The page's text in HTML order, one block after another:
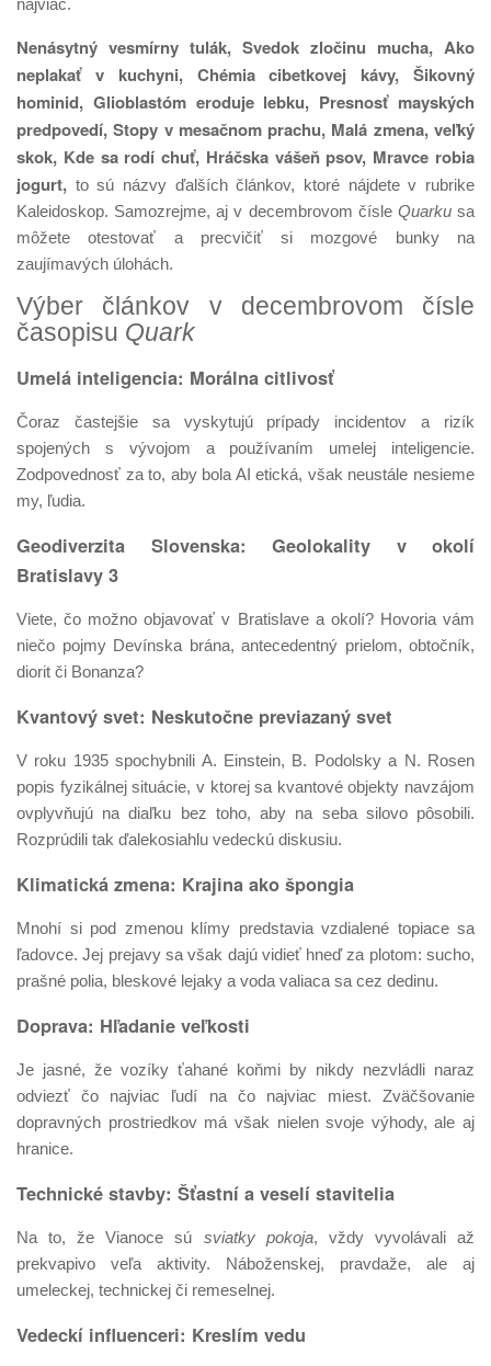
najviac.
Nenásytný vesmírny tulák, Svedok zločinu mucha, Ako
neplakať v kuchyni, Chémia cibetkovej kávy, Šikovný
hominid, Glioblastóm eroduje lebku, Presnosť mayských
predpovedí, Stopy v mesačnom prachu, Malá zmena, veľký
skok, Kde sa rodí chuť, Hráčska vášeň psov, Mravce robia
jogurt, to sú názvy ďalších článkov, ktoré nájdete v rubrike
Kaleidoskop. Samozrejme, aj v decembrovom čísle Quarkusa
môžete otestovať a precvičiť si mozgové bunky na
zaujímavých úlohách.
Výber článkov v decembrovom čísle
časopisu Quark
Umelá inteligencia: Morálna citlivosť
Čoraz častejšie sa vyskytujú prípady incidentov a rizík
spojených s vývojom a používaním umelej inteligencie.
Zodpovednosť za to, aby bola AI etická, však neustále nesieme
my, ľudia.
Geodiverzita Slovenska: Geolokality v okolí
Bratislavy 3
Viete, čo možno objavovať v Bratislave a okolí? Hovoria vám
niečo pojmy Devínska brána, antecedentný prielom, obtočník,
diorit či Bonanza?
Kvantový svet: Neskutočne previazaný svet
V roku 1935 spochybnili A. Einstein, B. Podolsky a N. Rosen
popis fyzikálnej situácie, v ktorej sa kvantové objekty navzájom
ovplyvňujú na diaľku bez toho, aby na seba silovo pôsobili.
Rozprúdili tak ďalekosiahlu vedeckú diskusiu.
Klimatická zmena: Krajina ako špongia
Mnohí si pod zmenou klímy predstavia vzdialené topiace sa
ľadovce. Jej prejavy sa však dajú vidieť hneď za plotom: sucho,
prašné polia, bleskové lejaky a voda valiaca sa cez dedinu.
Doprava: Hľadanie veľkosti
Je jasné, že vozíky ťahané koňmi by nikdy nezvládli naraz
odviezť čo najviac ľudí na čo najviac miest. Zväčšovanie
dopravných prostriedkov má však nielen svoje výhody, ale aj
hranice.
Technické stavby: Šťastní a veselí stavitelia
Na to, že Vianoce sú sviatky pokoja, vždy vyvolávali až
prekvapivo veľa aktivity. Náboženskej, pravdaže, ale aj
umeleckej, technickej či remeselnej.
Vedeckí influenceri: Kreslím vedu